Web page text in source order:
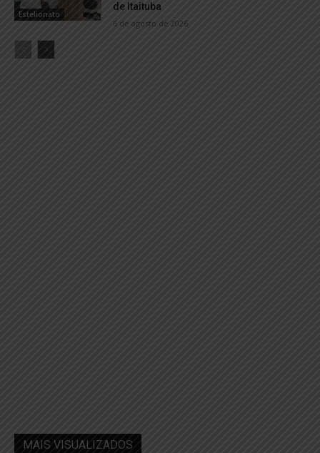
Estelionato
de Itaituba
6 de agosto de 2026
MAIS VISUALIZADOS